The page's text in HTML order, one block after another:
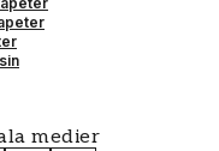
medier